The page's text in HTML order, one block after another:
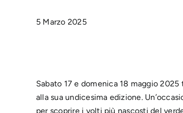
5 Marzo 2025
Sabato 17 e domenica 18 maggio
alla sua undicesima edizione.
per scoprire i volti più nascosti del